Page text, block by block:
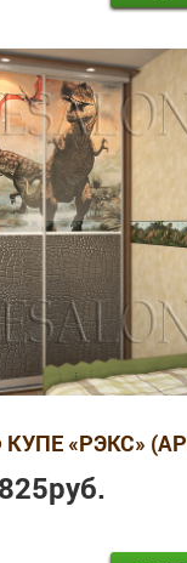
«РЭКС»
руб.